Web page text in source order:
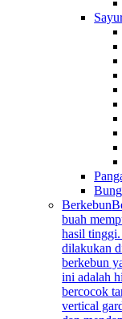
Berkebun
buah
hasil
dilakukan
berkebun
ini adalah
bercocok
vertical